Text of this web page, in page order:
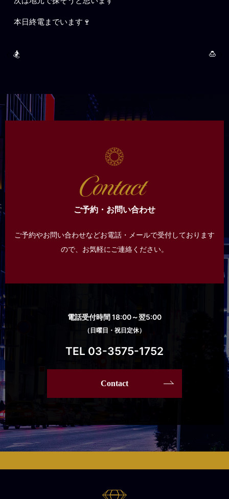
本日終電までいます🍷
🏂 🍮
ご予約・お問い合わせ
ご予約やお問い合わせなどお電話・メールで受付しております
ので、 お気軽にご連絡ください。
電話受付時間 18:00～翌5:00
（日曜日・祝日定休）
TEL 03-3575-1752
Contact